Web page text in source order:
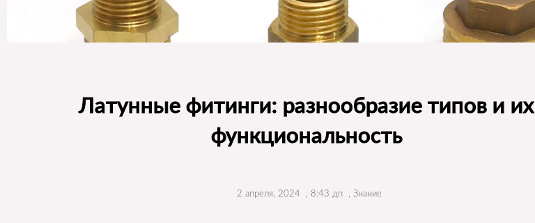
Латунные фитинги: разнообразие типов и их
функциональность
2 апреля, 2024 , 8:43 дп , Знание